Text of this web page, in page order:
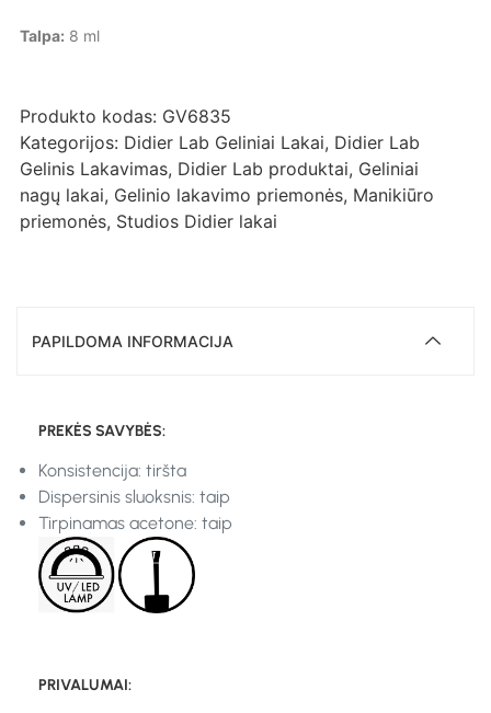
Talpa: 8 ml
Produkto kodas: GV6835
Kategorijos: Didier Lab Geliniai Lakai, Didier Lab
Gelinis Lakavimas, Didier Lab produktai, Geliniai
nagų lakai, Gelinio lakavimo priemonės, Manikiūro
priemonės, Studios Didier lakai
PAPILDOMA INFORMACIJA
PREKĖS SAVYBĖS:
Konsistencija: tiršta
Dispersinis sluoksnis: taip
Tirpinamas acetone: taip
PRIVALUMAI: